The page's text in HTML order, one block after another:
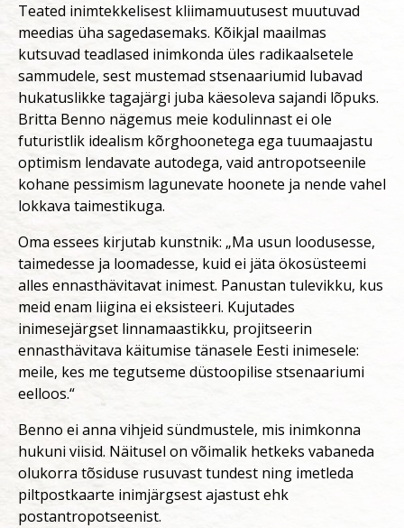
Teated inimtekkelisest kliimamuutusest muutuvad
meedias üha sagedasemaks. Kõikjal maailmas
kutsuvad teadlased inimkonda üles radikaalsetele
sammudele, sest mustemad stsenaariumid lubavad
hukatuslikke tagajärgi juba käesoleva sajandi lõpuks.
Britta Benno nägemus meie kodulinnast ei ole
futuristlik idealism kõrghoonetega ega tuumaajastu
optimism lendavate autodega, vaid antropotseenile
kohane pessimism lagunevate hoonete ja nende vahel
lokkava taimestikuga.
Oma essees kirjutab kunstnik: „Ma usun loodusesse,
taimedesse ja loomadesse, kuid ei jäta ökosüsteemi
alles ennasthävitavat inimest. Panustan tulevikku, kus
meid enam liigina ei eksisteeri. Kujutades
inimesejärgset linnamaastikku, projitseerin
ennasthävitava käitumise tänasele Eesti inimesele:
meile, kes me tegutseme düstoopilise stsenaariumi
eelloos.“
Benno ei anna vihjeid sündmustele, mis inimkonna
hukuni viisid. Näitusel on võimalik hetkeks vabaneda
olukorra tõsiduse rusuvast tundest ning imetleda
piltpostkaarte inimjärgsest ajastust ehk
postantropotseenist.